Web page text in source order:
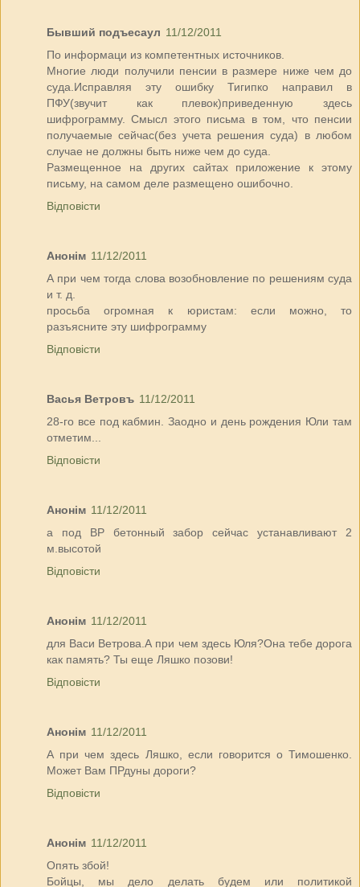
Бывший подъесаул 11/12/2011
По информаци из компетентных источников.
Многие люди получили пенсии в размере ниже чем до
суда.Исправляя эту ошибку Тигипко направил в
ПФУ(звучит как плевок)приведенную здесь
шифрограмму. Смысл этого письма в том, что пенсии
получаемые сейчас(без учета решения суда) в любом
случае не должны быть ниже чем до суда.
Размещенное на других сайтах приложение к этому
письму, на самом деле размещено ошибочно.
Відповісти
Анонім 11/12/2011
А при чем тогда слова возобновление по решениям суда
и т. д.
просьба огромная к юристам: если можно, то
разъясните эту шифрограмму
Відповісти
Васья Ветровъ 11/12/2011
28-го все под кабмин. Заодно и день рождения Юли там
отметим...
Відповісти
Анонім 11/12/2011
а под ВР бетонный забор сейчас устанавливают 2
м.высотой
Відповісти
Анонім 11/12/2011
для Васи Ветрова.А при чем здесь Юля?Она тебе дорога
как память? Ты еще Ляшко позови!
Відповісти
Анонім 11/12/2011
А при чем здесь Ляшко, если говорится о Тимошенко.
Может Вам ПРдуны дороги?
Відповісти
Анонім 11/12/2011
Опять збой!
Бойцы, мы дело делать будем или политикой